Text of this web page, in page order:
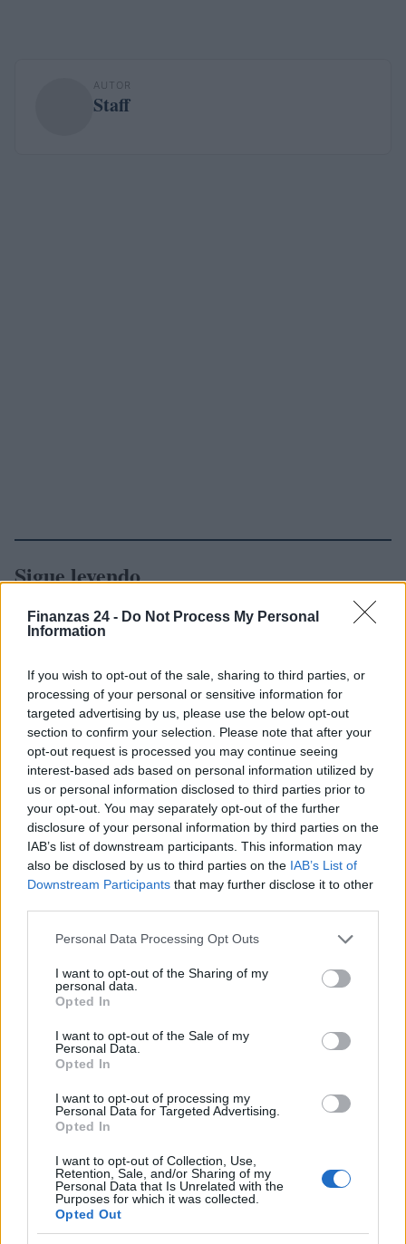
Finanzas 24 - Do Not Process My Personal
Information
If you wish to opt-out of the sale, sharing to third parties, or
processing of your personal or sensitive information for
targeted advertising by us, please use the below opt-out
section to confirm your selection. Please note that after your
opt-out request is processed you may continue seeing
interest-based ads based on personal information utilized by
us or personal information disclosed to third parties prior to
your opt-out. You may separately opt-out of the further
disclosure of your personal information by third parties on the
IAB’s list of downstream participants. This information may
also be disclosed by us to third parties on the IAB’s List of
Downstream Participants that may further disclose it to other
Please note that this website/app uses one or more Google
not limited to your visit or usage behaviour. You may click to
grant or deny consent to Google and its third-party tags to
use your data for below specified purposes in below Google
consent section.
Personal Data Processing Opt Outs
I want to opt-out of the Sharing of my
personal data.
Opted In
I want to opt-out of the Sale of my
Personal Data.
Opted In
I want to opt-out of processing my
Personal Data for Targeted Advertising.
Opted In
I want to opt-out of Collection, Use,
Retention, Sale, and/or Sharing of my
Personal Data that Is Unrelated with the
Purposes for which it was collected.
Opted Out
AUTOR
Staff
Sigue leyendo
CRIPTOMONEDAS
Hackers de Corea del Norte comprometen a OPPO y Coinbase
en una campaña global de robo de criptomonedas
Diego Martín · 8 Ago 2026
Identifica y elimina suscripciones, fees y compras impulsivas
Marta Ruiz · 8 Ago 2026